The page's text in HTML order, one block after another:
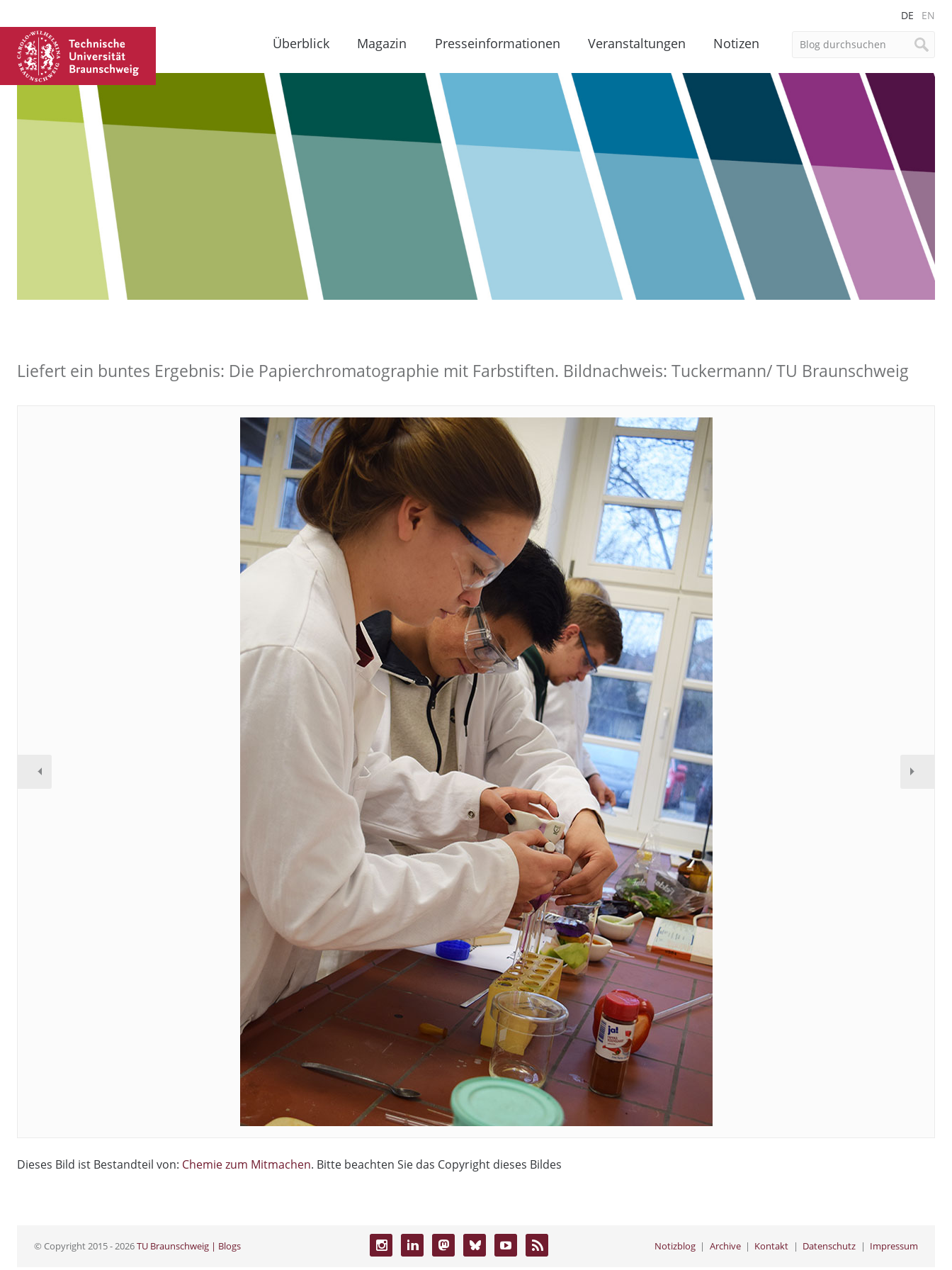
DE EN
Überblick Magazin Presseinformationen Veranstaltungen Notizen
Liefert ein buntes Ergebnis: Die Papierchromatographie mit Farbstiften. Bildnachweis: Tuckermann/ TU Braunschweig
Dieses Bild ist Bestandteil von: Chemie zum Mitmachen. Bitte beachten Sie das Copyright dieses Bildes
Notizblog Archive Kontakt Datenschutz Impressum
© Copyright 2015 - 2026TU Braunschweig | Blogs